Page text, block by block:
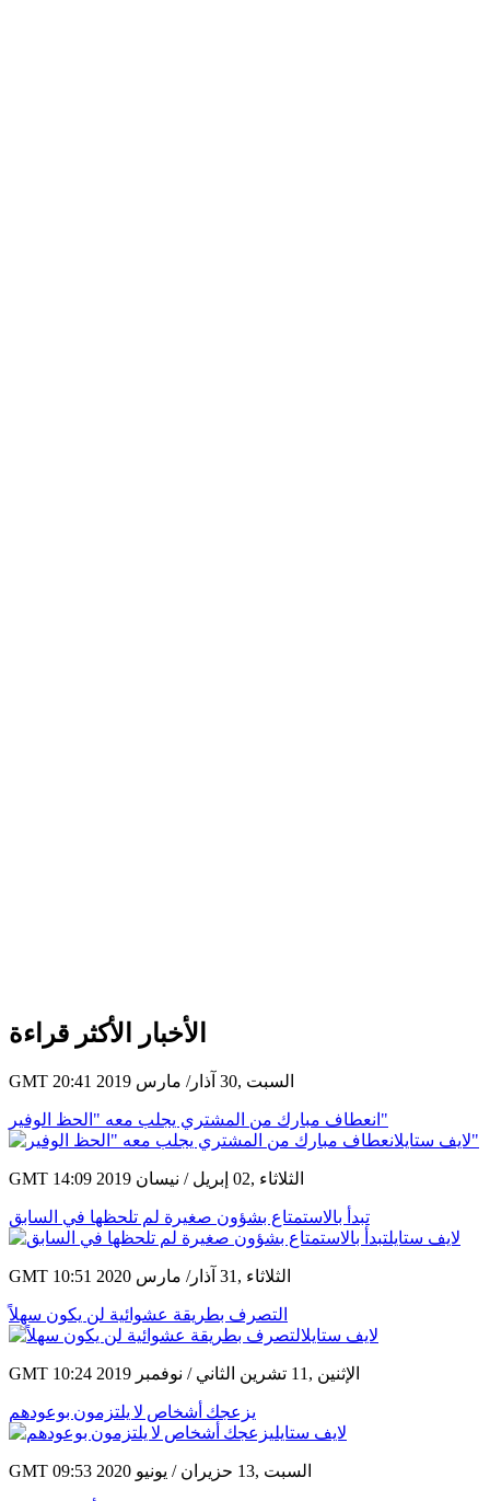
الأخبار الأكثر قراءة
GMT 20:41 2019 السبت ,30 آذار/ مارس
انعطاف مبارك من المشتري يجلب معه "الحظ الوفير"
GMT 14:09 2019 الثلاثاء ,02 إبريل / نيسان
تبدأ بالاستمتاع بشؤون صغيرة لم تلحظها في السابق
GMT 10:51 2020 الثلاثاء ,31 آذار/ مارس
التصرف بطريقة عشوائية لن يكون سهلاً
GMT 10:24 2019 الإثنين ,11 تشرين الثاني / نوفمبر
يزعجك أشخاص لا يلتزمون بوعودهم
GMT 09:53 2020 السبت ,13 حزيران / يونيو